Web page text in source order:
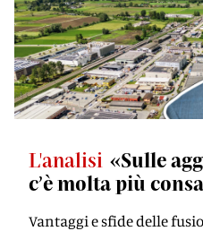
L'analisi «Sulle
c’è molta più
Vantaggi e sfide delle